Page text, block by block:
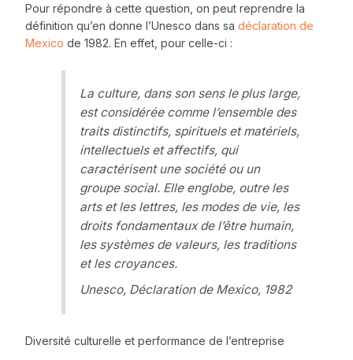
Pour répondre à cette question, on peut reprendre la
définition qu’en donne l’Unesco dans sa déclaration de
Mexico de 1982. En effet, pour celle-ci :
La culture, dans son sens le plus large,
est considérée comme l’ensemble des
traits distinctifs, spirituels et matériels,
intellectuels et affectifs, qui
caractérisent une société ou un
groupe social. Elle englobe, outre les
arts et les lettres, les modes de vie, les
droits fondamentaux de l’être humain,
les systèmes de valeurs, les traditions
et les croyances.
Unesco, Déclaration de Mexico, 1982
Diversité culturelle et performance de l’entreprise